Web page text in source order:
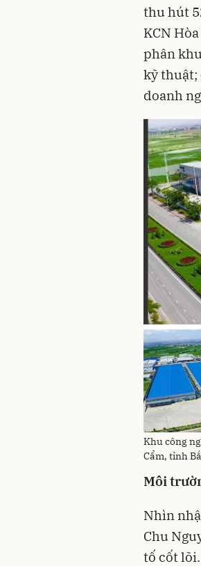
thu hút
KCN
phân
kỹ thuật;
doanh
Khu công
Cẩm, tỉnh
Môi
Nhìn
Chu
tố cốt